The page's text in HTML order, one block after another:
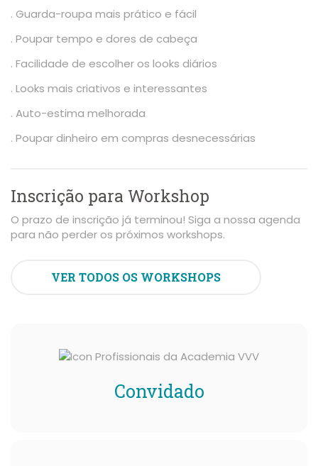
. Guarda-roupa mais prático e fácil
. Poupar tempo e dores de cabeça
. Facilidade de escolher os looks diários
. Looks mais criativos e interessantes
. Auto-estima melhorada
. Poupar dinheiro em compras desnecessárias
Inscrição para Workshop
O prazo de inscrição já terminou! Siga a nossa agenda
para não perder os próximos workshops.
VER TODOS OS WORKSHOPS
Convidado